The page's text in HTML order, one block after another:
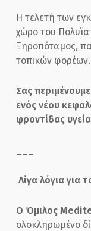
Η τελετή των
χώρο του
Ξηροπόταμος,
τοπικών φορέων.
Σας
ενός νέου
φροντίδας
Λίγα λόγια για
Ο Όμιλος
ολοκληρωμένο